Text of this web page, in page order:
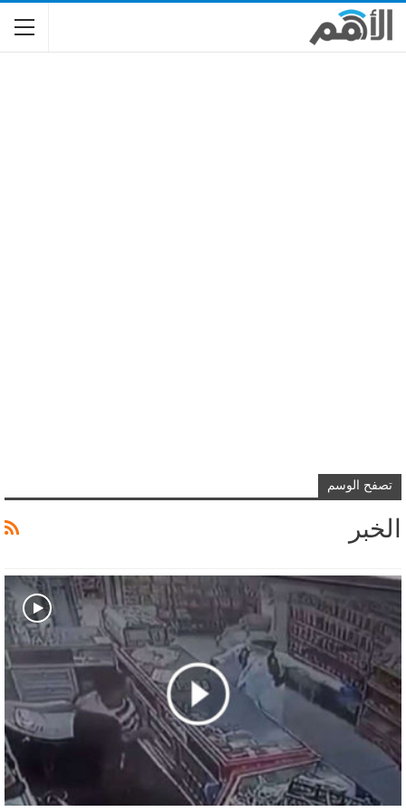
تصفح الوسم
الخبر